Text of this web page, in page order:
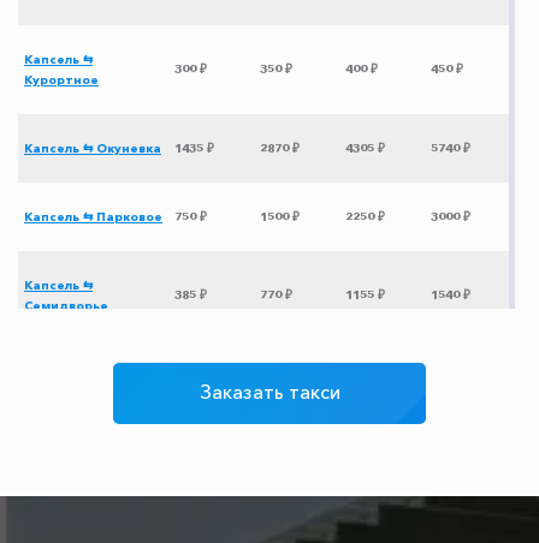
Капсель ⇆
Курортное
300 ₽ 350 ₽ 400 ₽ 450 ₽
Капсель ⇆ Окуневка 1435 ₽ 2870 ₽ 4305 ₽ 5740 ₽
Капсель ⇆ Парковое 750 ₽ 1500 ₽ 2250 ₽ 3000 ₽
Капсель ⇆
Семидворье
385 ₽ 770 ₽ 1155 ₽ 1540 ₽
Заказать такси